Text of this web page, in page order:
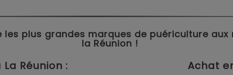
les plus grandes marques de puériculture
la Réunion !
Réunion : Achat